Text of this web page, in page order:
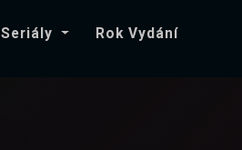
Seriály Rok Vydání